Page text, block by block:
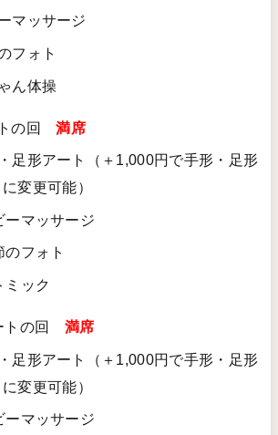
マッサージ
フォト
ん体操
の回満席
足形アート（＋1,000円で手形・足形
変更可能）
ーマッサージ
フォト
ミック
トの回 満席
足形アート（＋1,000円で手形・足形
変更可能）
ーマッサージ